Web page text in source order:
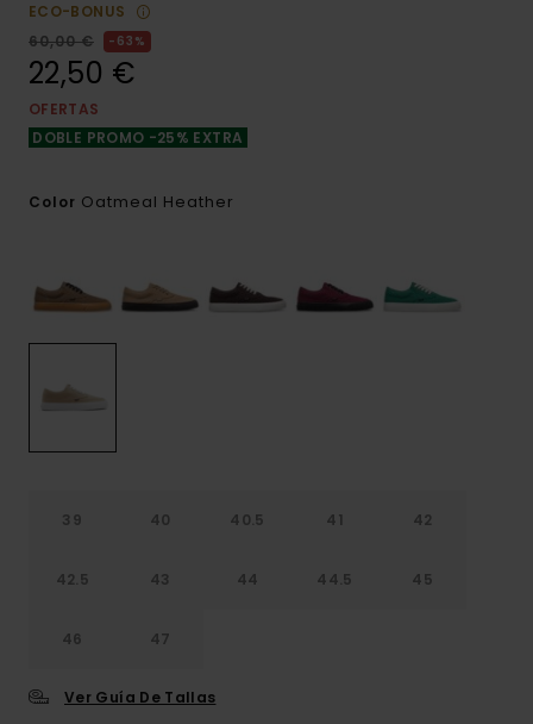
ECO-BONUS
60,00 €
63%
22,50 €
OFERTAS
DOBLE PROMO -25% EXTRA
Color Oatmeal Heather
39 40 40.5 41 42
42.5 43 44 44.5 45
46 47
Ver Guía De Tallas